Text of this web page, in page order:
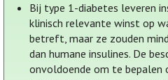
Bij type 1-diabetes leveren
klinisch relevante winst op
betreft, maar ze zouden
dan humane insulines. De
onvoldoende om te bepalen